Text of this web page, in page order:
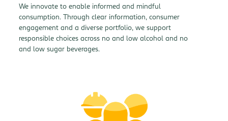
We innovate to enable informed and mindful
consumption. Through clear information, consumer
engagement and a diverse portfolio, we support
responsible choices across no and low alcohol and no
and low sugar beverages.